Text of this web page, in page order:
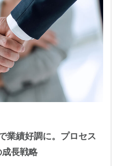
業績好調に。プロセス
長戦略